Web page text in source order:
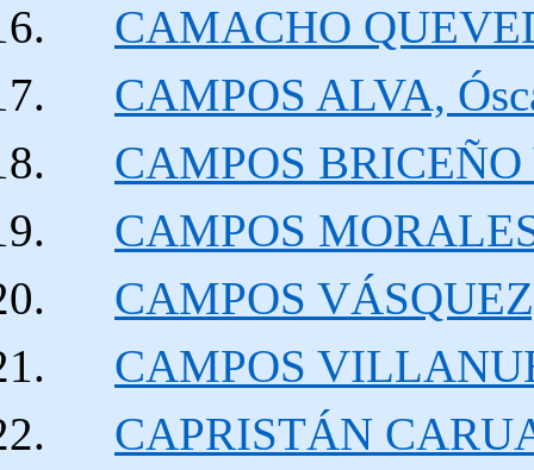
CAMACHO
CAMPOS ALVA,
CAMPOS
CAMPOS
CAMPOS
CAMPOS
CAPRISTÁN